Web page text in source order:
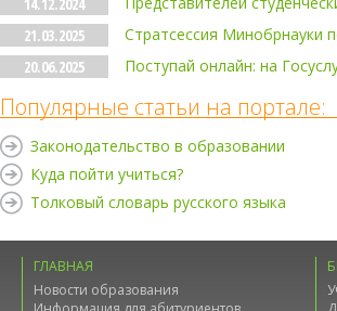
21.03.2025
Стратсессия Минобрнауки
20.06.2025
Поступай онлайн: на
Популярные статьи на портале:
Законодательство в образовании
Куда пойти учиться?
Толковый словарь русского языка
ГЛАВНАЯ
Новости образования